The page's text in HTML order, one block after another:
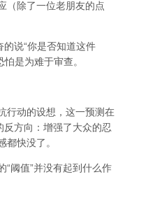
（除了一位老朋友的点
说“你是否知道这件
是为难于审查。
行动的设想，这一预测在
反方向：增强了大众的忍
快没了。
阈值”并没有起到什么作